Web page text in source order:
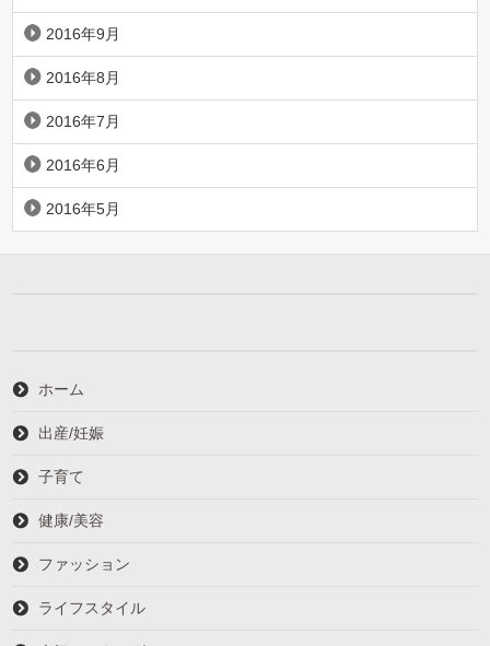
2016年9月
2016年8月
2016年7月
2016年6月
2016年5月
ホーム
出産/妊娠
子育て
健康/美容
ファッション
ライフスタイル